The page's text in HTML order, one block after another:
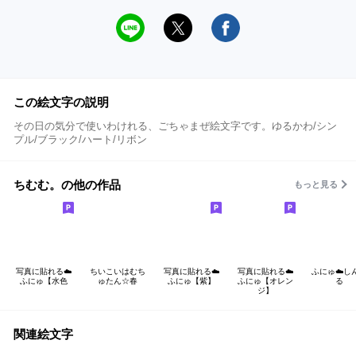
この絵文字の説明
その日の気分で使いわけれる、ごちゃまぜ絵文字です。ゆるかわ/シン
プル/ブラック/ハート/リボン
ちむむ。の他の作品 もっと見る
写真に貼れる︎︎︎︎︎︎☁️
ふにゅ【水色
ちいこいはむち
ゅたん☆春
写真に貼れる☁️
ふにゅ【紫】
写真に貼れる☁️
ふにゅ【オレン
ジ】
ふにゅ︎︎︎︎☁️し
る
関連絵文字